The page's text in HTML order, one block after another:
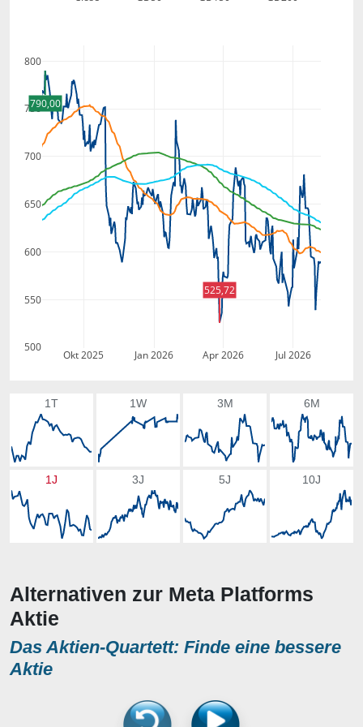
Okt 2025 Jan 2026 Apr 2026 Jul 2026
500
550
600
650
700
750
800
790,00
525,72
1T 1W 3M 6M
1J 3J 5J 10J
Alternativen zur Meta Platforms
Aktie
Das Aktien-Quartett: Finde eine bessere
Aktie